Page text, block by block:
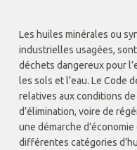
Les huiles minérales ou
industrielles usagées,
déchets dangereux pour
les sols et l’eau. Le Code
relatives aux conditions
d’élimination, voire de
une démarche
différentes catégories